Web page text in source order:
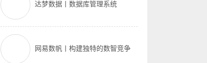
达梦数据丨数据库管理系统
网易数帆丨构建独特的数智竞争